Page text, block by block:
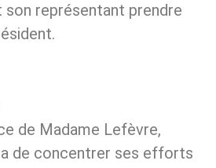
représentant prendre
de Madame Lefèvre,
de concentrer ses efforts